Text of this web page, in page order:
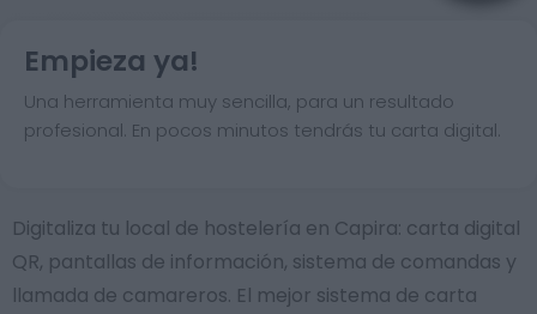
Empieza ya!
Una herramienta muy sencilla, para un resultado
profesional. En pocos minutos tendrás tu carta digital.
Digitaliza tu local de hostelería en Capira: carta digital
QR, pantallas de información, sistema de comandas y
llamada de camareros. El mejor sistema de carta